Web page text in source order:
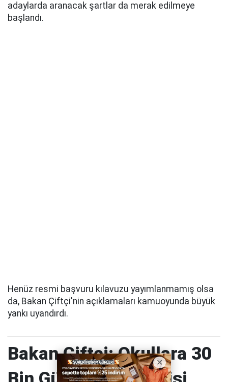
adaylarda aranacak şartlar da merak edilmeye
başlandı.
Henüz resmi başvuru kılavuzu yayımlanmamış olsa
da, Bakan Çiftçi'nin açıklamaları kamuoyunda büyük
yankı uyandırdı.
Bakan Çiftçi: Okullara 30